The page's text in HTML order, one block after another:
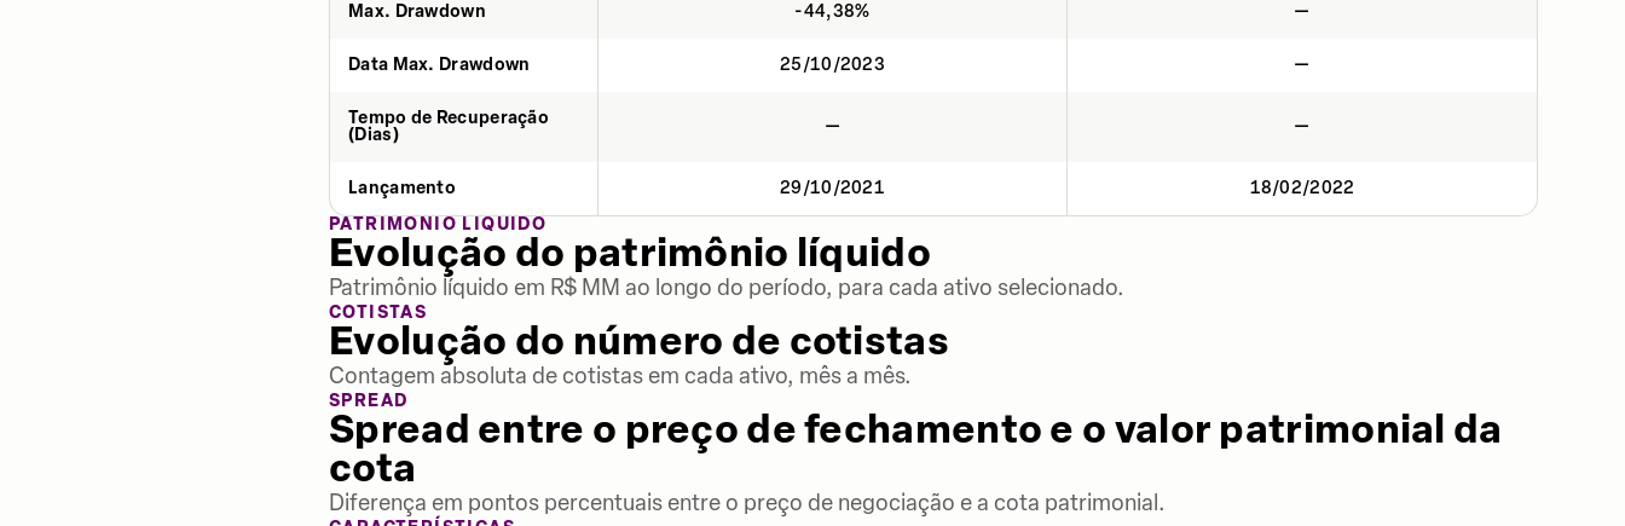
Max. Drawdown -44,38% —
Data Max. Drawdown 25/10/2023 —
Tempo de Recuperação
(Dias)
— —
Lançamento 29/10/2021
18/02/2022
PATRIMÔNIO LÍQUIDO
Evolução do patrimônio líquido
Patrimônio líquido em R$ MM ao longo do período, para cada ativo selecionado.
COTISTAS
Evolução do número de cotistas
Contagem absoluta de cotistas em cada ativo, mês a mês.
SPREAD
Spread entre o preço de fechamento e o valor patrimonial da
cota
Diferença em pontos percentuais entre o preço de negociação e a cota patrimonial.